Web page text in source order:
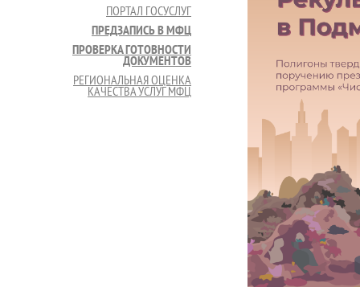
ПОРТАЛ ГОСУСЛУГ
ПРЕДЗАПИСЬ В МФЦ
ПРОВЕРКА ГОТОВНОСТИ
ДОКУМЕНТОВ
РЕГИОНАЛЬНАЯ ОЦЕНКА
КАЧЕСТВА УСЛУГ МФЦ